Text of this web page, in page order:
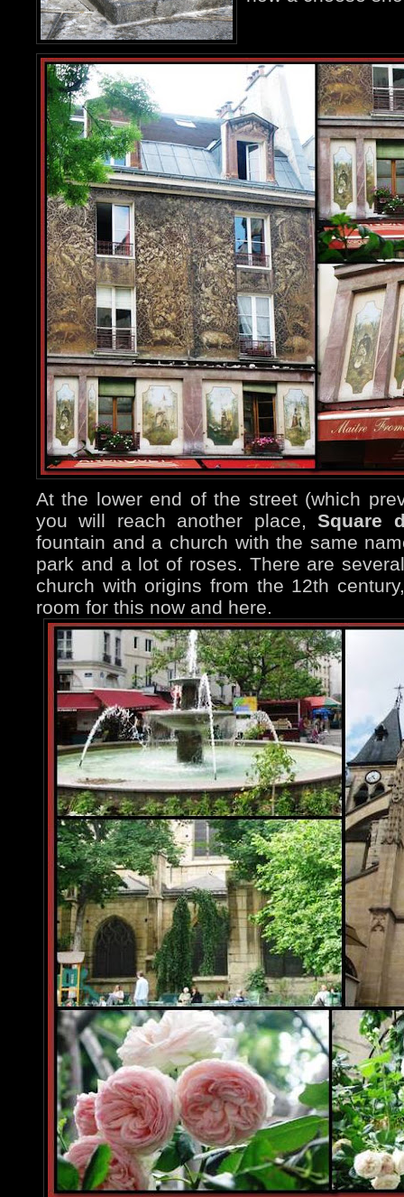
At the lower end of the street (which
you will reach another place,Square
fountain and a church with the same
park and a lot of roses. There are
church with origins from the 12th
room for this now and here.